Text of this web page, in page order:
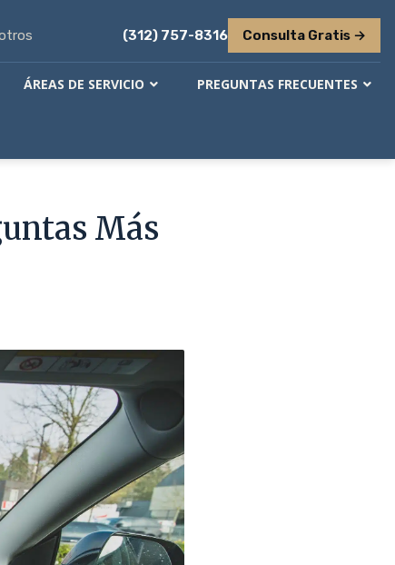
(312) 757-8316 Consulta Gratis →
ÁREAS DE SERVICIO PREGUNTAS FRECUENTES
Más